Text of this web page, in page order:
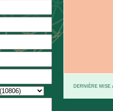
DERNIÈRE MISE